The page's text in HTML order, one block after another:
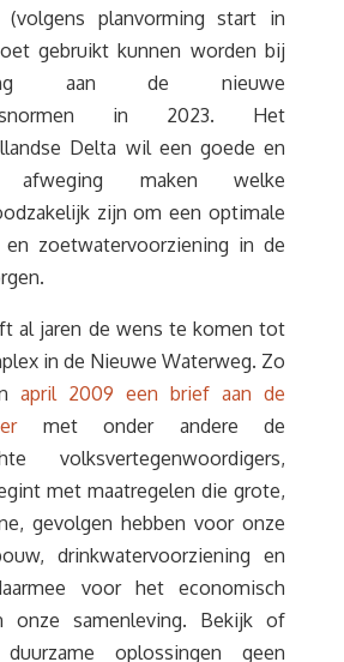
(volgens planvorming start in
gebruikt kunnen worden bij
aan de nieuwe
in 2023. Het
Delta wil een goede en
afweging maken welke
zijn om een optimale
en zoetwatervoorziening in de
al jaren de wens te komen tot
in de Nieuwe Waterweg. Zo
april 2009 een brief aan de
met onder andere de
volksvertegenwoordigers,
met maatregelen die grote,
gevolgen hebben voor onze
drinkwatervoorziening en
voor het economisch
onze samenleving. Bekijk of
oplossingen geen